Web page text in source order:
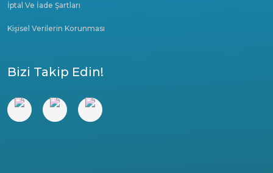
İptal Ve İade Şartları
Kişisel Verilerin Korunması
Bizi Takip Edin!